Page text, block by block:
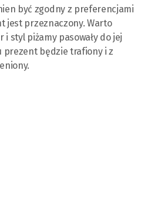
być zgodny z preferencjami
jest przeznaczony. Warto
i styl piżamy pasowały do jej
prezent będzie trafiony i z